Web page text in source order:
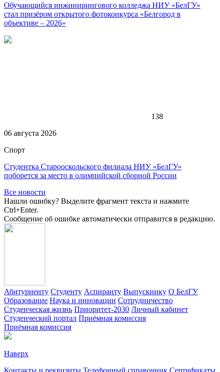
Обучающийся инжинирингового колледжа НИУ «БелГУ»
стал призёром открытого фотоконкурса «Белгород в
объективе – 2026»
138
06 августа 2026
Спорт
Студентка Старооскольского филиала НИУ «БелГУ»
поборется за место в олимпийской сборной России
Все новости
Нашли ошибку? Выделите фрагмент текста и нажмите
Ctrl+Enter.
Сообщение об ошибке автоматически отправится в редакцию.
Абитуриенту Студенту Аспиранту Выпускнику О БелГУ
Образование Наука и инновации Сотрудничество
Студенческая жизнь Приоритет-2030 Личный кабинет
Студенческий портал Приёмная комиссия
Приёмная комиссия
Наверх
Контакты и реквизиты Телефонный справочник Сертификаты